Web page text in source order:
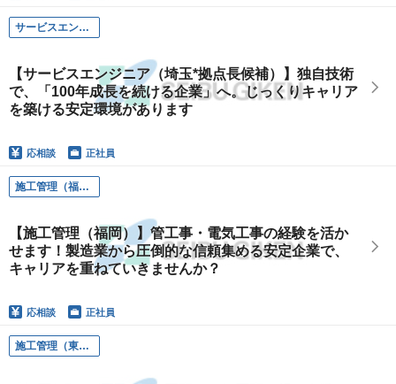
サービスエンジニア（埼玉*拠点長候補）
【サービスエンジニア（埼玉*拠点長候補）】独自技術
で、「100年成長を続ける企業」へ。じっくりキャリア
を築ける安定環境があります
応相談 正社員
施工管理（福岡）
【施工管理（福岡）】管工事・電気工事の経験を活か
せます！製造業から圧倒的な信頼集める安定企業で、
キャリアを重ねていきませんか？
応相談 正社員
施工管理（東京）